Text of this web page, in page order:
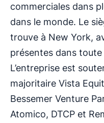
commerciales dans
dans le monde. Le
trouve à New York,
présentes dans toute
L’entreprise est
majoritaire Vista
Bessemer Venture
Atomico, DTCP et